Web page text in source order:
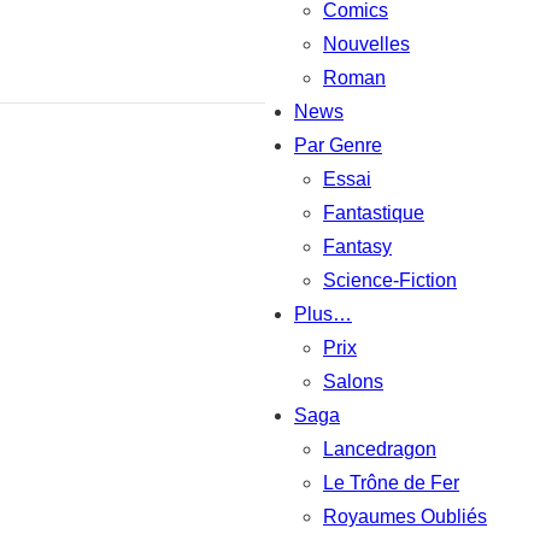
Comics
Nouvelles
Roman
News
Par Genre
Essai
Fantastique
Fantasy
Science-Fiction
Plus…
Prix
Salons
Saga
Lancedragon
Le Trône de Fer
Royaumes Oubliés